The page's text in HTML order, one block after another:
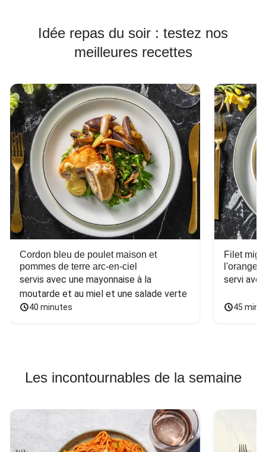
Idée repas du soir : testez nos
meilleures recettes
Cordon bleu de poulet maison et
pommes de terre arc-en-ciel
servis avec une mayonnaise à la
moutarde et au miel et une salade verte
40 minutes
Filet
l'orange
servi
45
Les incontournables de la semaine